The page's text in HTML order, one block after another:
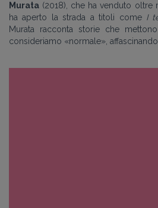
Murata (2018), che ha venduto
ha aperto la strada a titoli come I
Murata racconta storie che
consideriamo «normale»,